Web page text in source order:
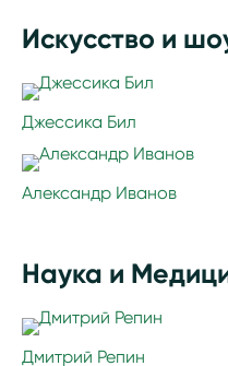
Искусство и
Джессика Бил
Александр Иванов
Наука и
Дмитрий Репин